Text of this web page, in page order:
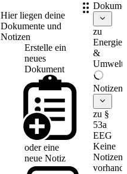
Hier liegen deine
Dokumente und
Notizen
Erstelle ein
neues
Dokument
oder eine
neue Notiz
zu
Energie-
&
Notizen
zu §
53a
EEG
Keine
Notizen